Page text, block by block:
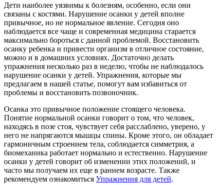
Дети наиболее уязвимы к болезням, особенно, если они
связаны с костями. Нарушение осанки у детей вполне
привычное, но не нормальное явление. Сегодня оно
наблюдается все чаще и современная медицина старается
максимально бороться с данной проблемой. Восстановить
осанку ребенка и привести организм в отличное состояние,
можно и в домашних условиях. Достаточно делать
упражнения несколько раз в неделю, чтобы не наблюдалось
нарушение осанки у детей. Упражнения, которые мы
предлагаем в нашей статье, помогут вам избавиться от
проблемы и восстановить позвоночник.
Осанка это привычное положение стоящего человека.
Понятие нормальной осанки говорит о том, что человек,
находясь в позе стоя, чувствует себя расслаблено, уверено, у
него не напрягаются мышцы спины. Кроме этого, он обладает
гармоничным строением тела, соблюдается симметрия, а
биомеханика работает нормально и естественно. Нарушение
осанки у детей говорит об изменении этих положений, и
часто мы получаем их еще в раннем возрасте. Также
рекомендуем ознакомиться Упражнения для детей.